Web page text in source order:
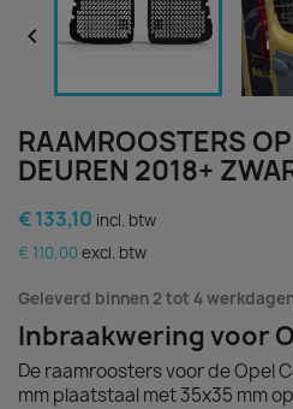

RAAMROOSTERS
DEUREN 2018+
€ 133,10 incl. btw
€ 110,00 excl. btw
Geleverd binnen 2 tot 4
Inbraakwering voor
De raamroosters voor de Opel
mm plaatstaal met 35x35 mm